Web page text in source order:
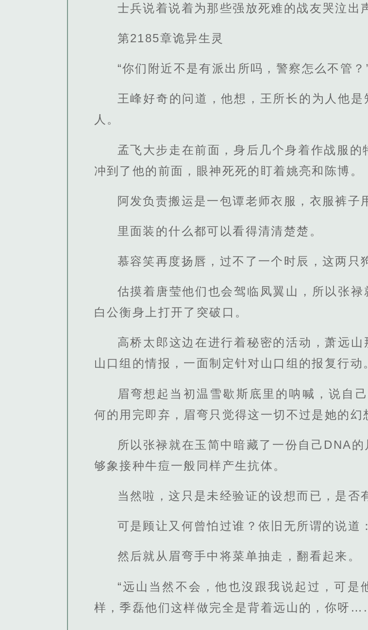
士兵说着说着为那些强放死难的战友哭泣出
第2185章诡异生灵
“你们附近不是有派出所吗，警察怎么不管？
王峰好奇的问道，他想，王所长的为人他
人。
孟飞大步走在前面，身后几个身着作战服
冲到了他的前面，眼神死死的盯着姚亮和陈博。
阿发负责搬运是一包谭老师衣服，衣服裤子
里面装的什么都可以看得清清楚楚。
慕容笑再度扬唇，过不了一个时辰，这两只
估摸着唐莹他们也会驾临凤翼山，所以张
白公衡身上打开了突破口。
高桥太郎这边在进行着秘密的活动，萧远
山口组的情报，一面制定针对山口组的报复行动
眉弯想起当初温雪歇斯底里的呐喊，说自
何的用完即弃，眉弯只觉得这一切不过是她的幻
所以张禄就在玉简中暗藏了一份自己DNA
够象接种牛痘一般同样产生抗体。
当然啦，这只是未经验证的设想而已，是否
可是顾让又何曾怕过谁？依旧无所谓的说道
然后就从眉弯手中将菜单抽走，翻看起来。
“远山当然不会，他也沒跟我说起过，可是
样，季磊他们这样做完全是背着远山的，你呀